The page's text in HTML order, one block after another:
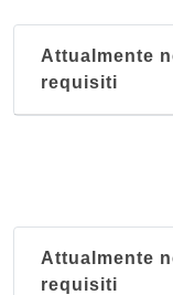
Attualmente
requisiti
Attualmente
requisiti